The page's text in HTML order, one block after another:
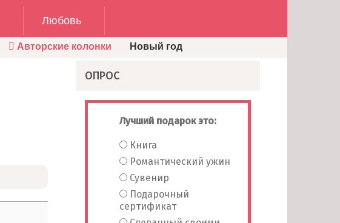
Любовь
Авторские колонки Новый год
ОПРОС
Лучший подарок это:
Книга
Романтический ужин
Сувенир
Подарочный
сертификат